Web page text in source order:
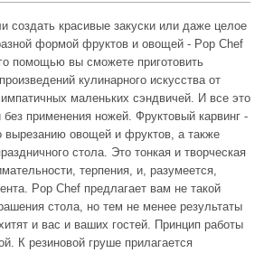
создать красивые закуски или даже целое
формой фруктов и овощей - Pop Chef
помощью вы сможете приготовить
кулинарного искусства от
маленьких сэндвичей. И все это
применения ножей. Фруктовый карвинг -
вырезанию овощей и фруктов, а также
стола. Это тонкая и творческая
терпения, и, разумеется,
Pop Chef предлагает вам не такой
стола, но тем не менее результаты
и вас и ваших гостей. Принцип работы
К резиновой груше прилагается